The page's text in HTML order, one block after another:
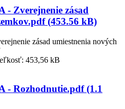
Zverejnenie zásad
(453.56 kB)
zásad umiestnenia nových
453,56 kB
Rozhodnutie.pdf (1.1